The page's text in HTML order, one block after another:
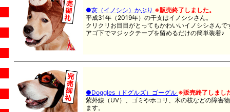
●亥（イノシシ）かぶり ※販売終了しました。
平成31年（2019年）の干支はイノシシさん。
クリクリお目目がとってもかわいいイノシシさんで
アゴ下でマジックテープを留めるだけの簡単装着♪
●Doggles（ドグルズ）ゴーグル ※販売終了しまし
紫外線（UV）、ゴミやホコリ、木の枝などの障害
ます。